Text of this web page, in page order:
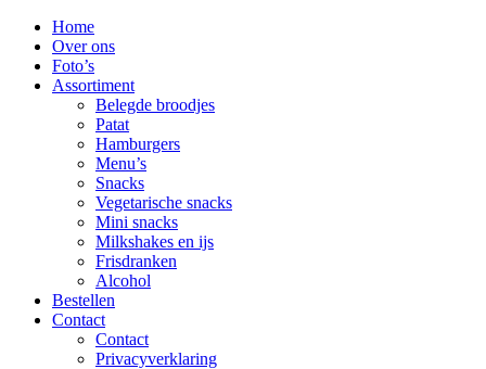
Home
Over ons
Foto’s
Assortiment
Belegde broodjes
Patat
Hamburgers
Menu’s
Snacks
Vegetarische snacks
Mini snacks
Milkshakes en ijs
Frisdranken
Alcohol
Bestellen
Contact
Contact
Privacyverklaring